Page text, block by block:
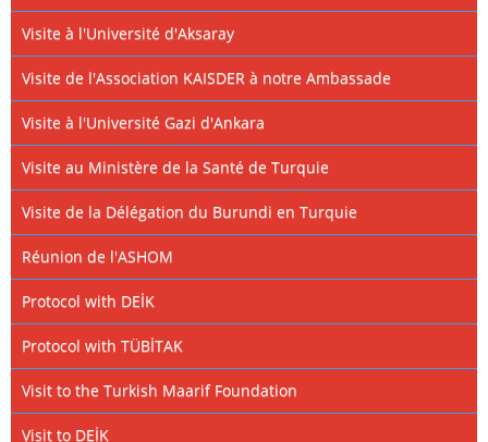
Visite à l'Université d'Aksaray
Visite de l'Association KAISDER à notre Ambassade
Visite à l'Université Gazi d'Ankara
Visite au Ministère de la Santé de Turquie
Visite de la Délégation du Burundi en Turquie
Réunion de l'ASHOM
Protocol with DEİK
Protocol with TÜBİTAK
Visit to the Turkish Maarif Foundation
Visit to DEİK